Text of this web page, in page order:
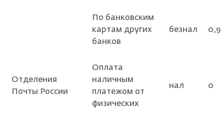
По банковским
картам других
банков
безнал 0,9
Отделения
Почты России
Оплата
наличным
платежом от
физических
нал 0